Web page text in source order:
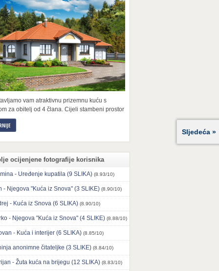
Sljedeća »
vam atraktivnu prizemnu kuću s
za obitelj od 4 člana. Cijeli stambeni prostor
ocijenjene fotografije korisnika
- Uređenje kupatila (9 SLIKA) (8.93/10)
- Njegova "Kuća iz Snova" (3 SLIKE) (8.90/10)
- Kuća iz Snova (6 SLIKA) (8.90/10)
- Njegova "Kuća iz Snova" (4 SLIKE) (8.88/10)
- Kuća i interijer (6 SLIKA) (8.85/10)
anonimne čitateljke (3 SLIKE) (8.84/10)
- Žuta kuća na brijegu (12 SLIKA) (8.83/10)